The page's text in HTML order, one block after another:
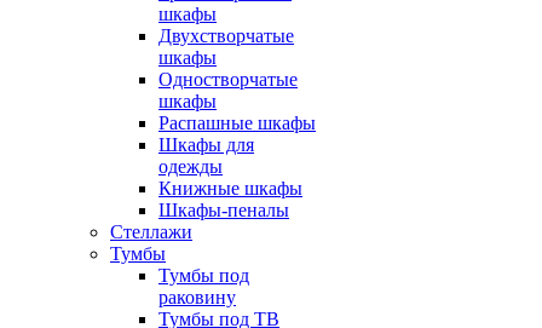
шкафы
Двухстворчатые
шкафы
Одностворчатые
шкафы
Распашные шкафы
Шкафы для
одежды
Книжные шкафы
Шкафы-пеналы
Стеллажи
Тумбы
Тумбы под
раковину
Тумбы под ТВ